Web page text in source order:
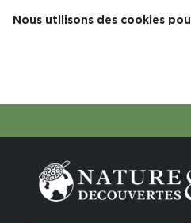
Nous utilisons des cookies